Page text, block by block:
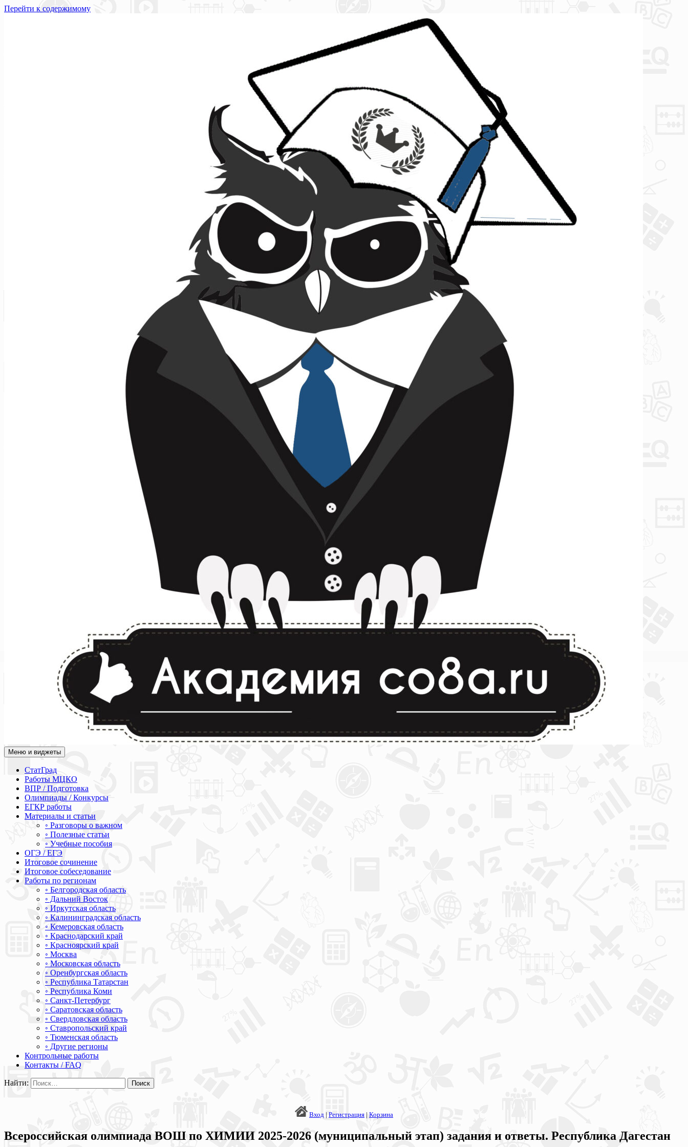
Перейти к содержимому
Академия СОВА
Подготовка к ЕГЭ, ОГЭ, ВПР, МЦКО, СтатГрад, КДР, ВОШ, олимпиады и конкурсы
Меню и виджеты
СтатГрад
Работы МЦКО
ВПР / Подготовка
Олимпиады / Конкурсы
ЕГКР работы
Материалы и статьи
◦ Разговоры о важном
◦ Полезные статьи
◦ Учебные пособия
ОГЭ / ЕГЭ
Итоговое сочинение
Итоговое собеседование
Работы по регионам
◦ Белгородская область
◦ Дальний Восток
◦ Иркутская область
◦ Калининградская область
◦ Кемеровская область
◦ Краснодарский край
◦ Красноярский край
◦ Москва
◦ Московская область
◦ Оренбургская область
◦ Республика Татарстан
◦ Республика Коми
◦ Санкт-Петербург
◦ Саратовская область
◦ Свердловская область
◦ Ставропольский край
◦ Тюменская область
◦ Другие регионы
Контрольные работы
Контакты / FAQ
Найти:
Вход | Регистрация | Корзина
Всероссийская олимпиада ВОШ по ХИМИИ 2025-2026 (муниципальный этап) задания и ответы. Республика Дагестан